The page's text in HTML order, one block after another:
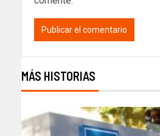
MÁS HISTORIAS